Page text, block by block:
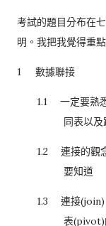
考試的題目分布在
明。我把我覺得重
1 數據聯接
1.1
一定要熟
同表以
1.2 連接的觀
要知道
1.3 連接(join)
表(pivot)